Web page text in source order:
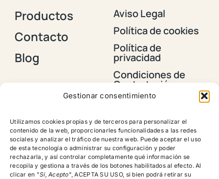
Gestionar consentimiento
Utilizamos cookies propias y de terceros para personalizar el
contenido de la web, proporcionarles funcionalidades a las redes
sociales y analizar el tráfico de nuestra web. Puede aceptar el uso
de esta tecnología o administrar su configuración y poder
rechazarla, y así controlar completamente qué información se
recopila y gestiona a través de los botones habilitados al efecto. Al
clicar en "Sí, Acepto", ACEPTA SU USO, si bien podrá retirar su
Productos
Contacto
Blog
Aviso Legal
Política de cookies
Política de
privacidad
Condiciones de
Contratación y
Envios
devoluciones,
reembolsos y
cancelación de
pedidos